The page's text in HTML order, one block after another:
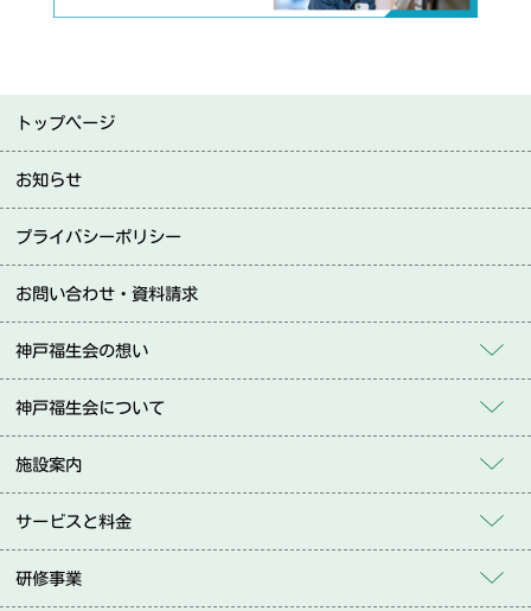
トップページ
お知らせ
プライバシーポリシー
お問い合わせ・資料請求
神戸福生会の想い
神戸福生会について
施設案内
サービスと料金
研修事業